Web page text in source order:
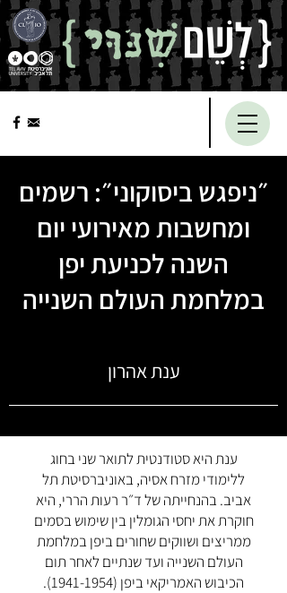
״ניפגש ביסוקוני״: רשמים
ומחשבות מאירועי יום
השנה לכניעת יפן
במלחמת העולם השנייה
ענת אהרון
ענת היא סטודנטית לתואר שני בחוג
ללימודי מזרח אסיה, באוניברסיטת תל
אביב. בהנחייתה של ד״ר רעות הררי, היא
חוקרת את יחסי הגומלין בין שימוש בסמים
ממריצים ושווקים שחורים ביפן במלחמת
העולם השנייה ועד שנתיים לאחר תום
הכיבוש האמריקאי ביפן (1941-1954)
.